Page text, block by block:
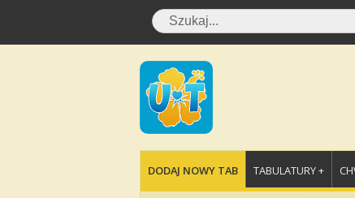
DODAJ NOWY TAB TABULATURY +